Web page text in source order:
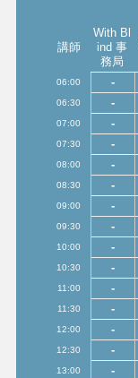
講師
With Bl
ind 事
務局
06:00 -
06:30 -
07:00 -
07:30 -
08:00 -
08:30 -
09:00 -
09:30 -
10:00 -
10:30 -
11:00 -
11:30 -
12:00 -
12:30 -
13:00 -